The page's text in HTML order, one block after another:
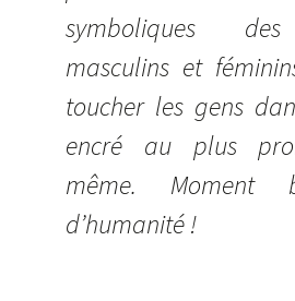
symboliques
masculins et
toucher les gens
encré au plus
même. Moment
d’humanité !